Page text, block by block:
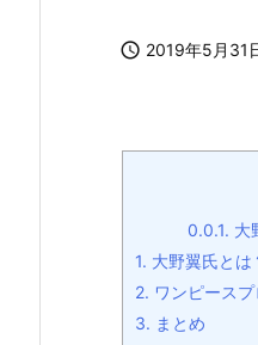
 2019年5月31
0.0.1. 大
1. 大野翼氏とは
2. ワンピース
3. まとめ